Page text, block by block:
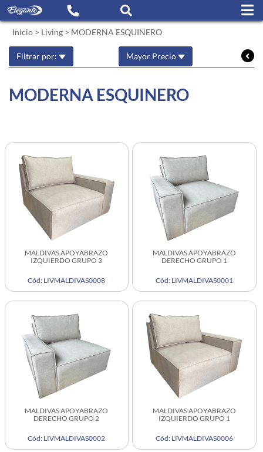
Inicio > Living > MODERNA ESQUINERO
Filtrar por: Mayor Precio
MODERNA ESQUINERO
MALDIVAS APOYABRAZO
IZQUIERDO GRUPO 3
Cód: LIVMALDIVAS0008
MALDIVAS APOYABRAZO
DERECHO GRUPO 1
Cód: LIVMALDIVAS0001
MALDIVAS APOYABRAZO
DERECHO GRUPO 2
Cód: LIVMALDIVAS0002
MALDIVAS APOYABRAZO
IZQUIERDO GRUPO 1
Cód: LIVMALDIVAS0006